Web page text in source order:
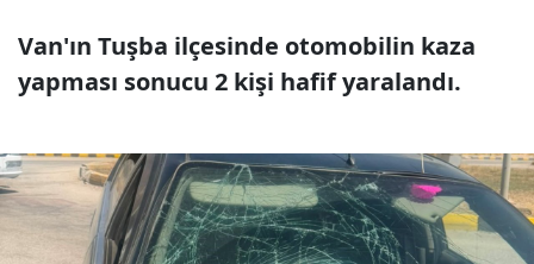
Van'ın Tuşba ilçesinde otomobilin kaza
yapması sonucu 2 kişi hafif yaralandı.